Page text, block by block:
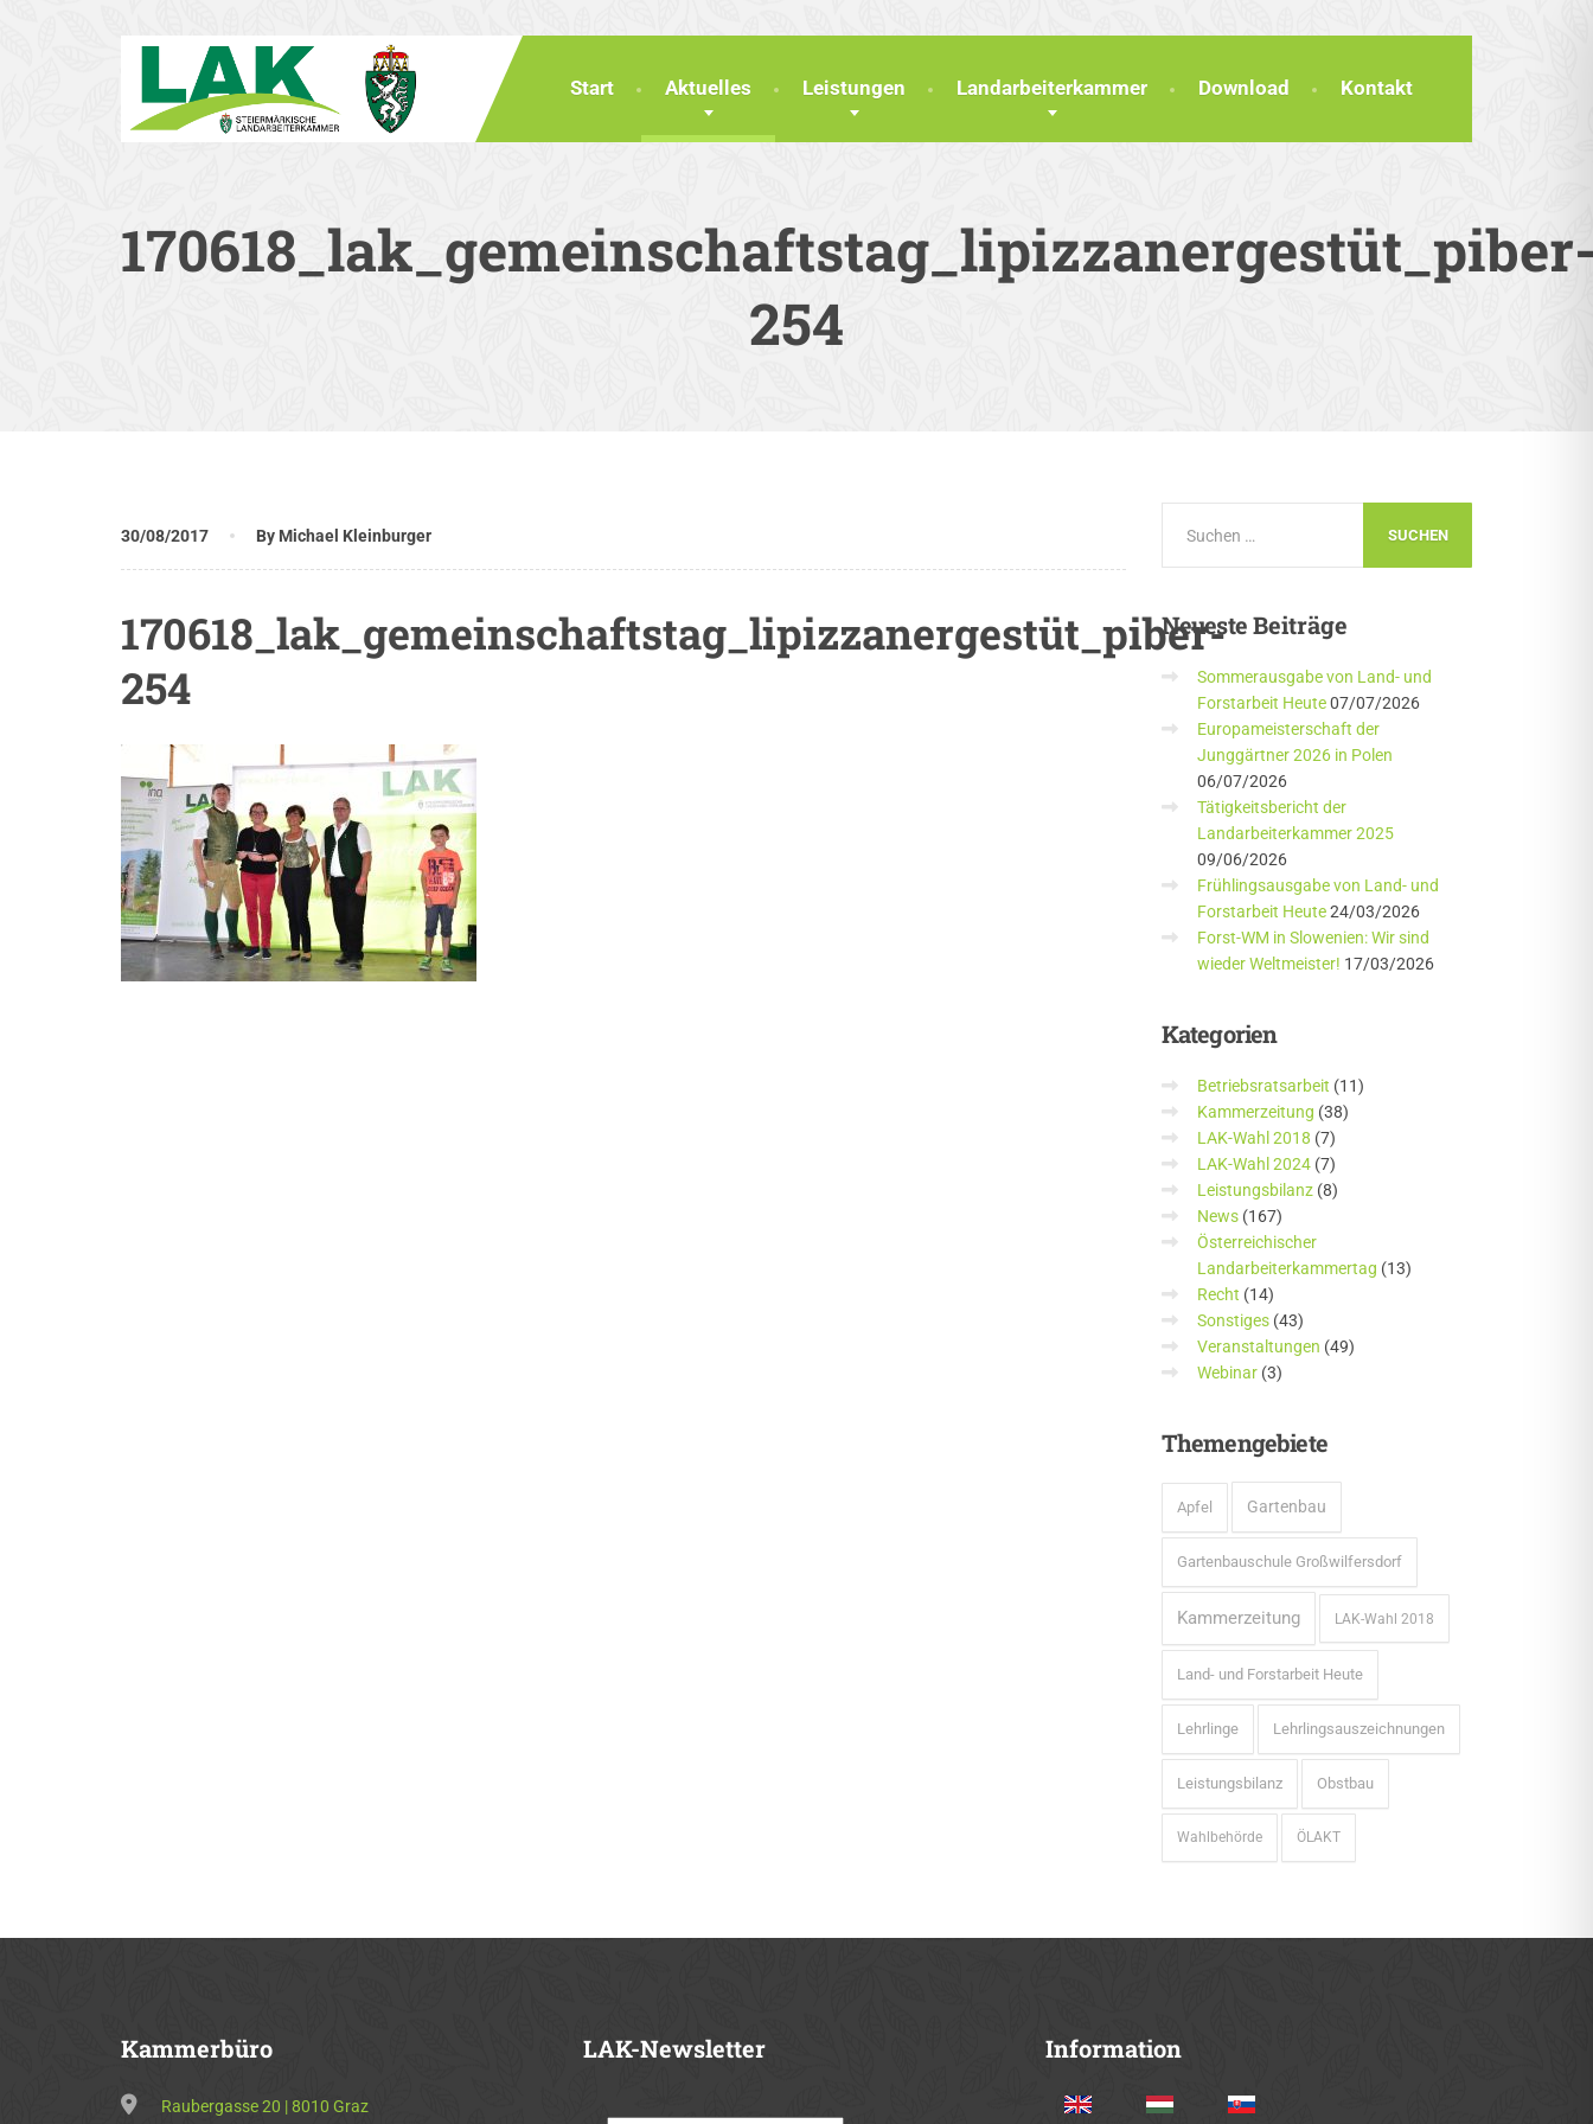
Start Aktuelles Leistungen Landarbeiterkammer Download Kontakt
254
30/08/2017 By Michael Kleinburger
170618_lak_gemeinschaftstag_lipizzanergestüt_piber-
254
NeuesteBeiträge
Sommerausgabe von Land- und
Forstarbeit Heute 07/07/2026
Europameisterschaft der
Junggärtner 2026 in Polen
06/07/2026
Tätigkeitsbericht der
Landarbeiterkammer 2025
09/06/2026
Frühlingsausgabe von Land- und
Forstarbeit Heute 24/03/2026
Forst-WM in Slowenien: Wir sind
wieder Weltmeister! 17/03/2026
Kategorien
Betriebsratsarbeit (11)
Kammerzeitung (38)
LAK-Wahl 2018 (7)
LAK-Wahl 2024(7)
Leistungsbilanz(8)
News(167)
Österreichischer
Landarbeiterkammertag (13)
Recht (14)
Sonstiges(43)
Veranstaltungen (49)
Webinar(3)
Themengebiete
Apfel Gartenbau
Gartenbauschule Großwilfersdorf
Kammerzeitung LAK-Wahl 2018
Land- und Forstarbeit Heute
Lehrlinge Lehrlingsauszeichnungen
Leistungsbilanz Obstbau
Wahlbehörde ÖLAKT
Kammerbüro
Raubergasse 20 | 8010 Graz
LAK-Newsletter Information